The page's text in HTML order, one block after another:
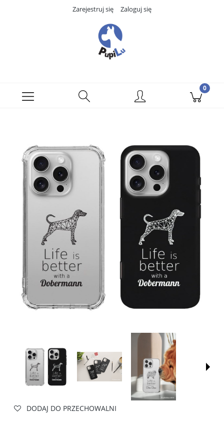
Zarejestruj się Zaloguj się
DODAJ DO PRZECHOWALNI